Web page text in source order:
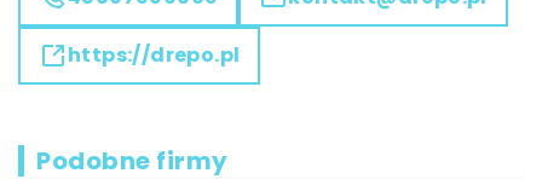
https://drepo.pl
Podobne firmy